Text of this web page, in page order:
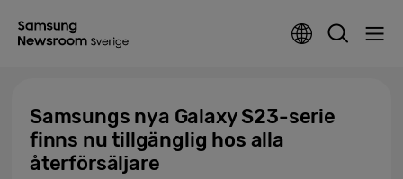
Samsungs nya Galaxy S23-serie
finns nu tillgänglig hos alla
återförsäljare